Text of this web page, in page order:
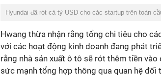
Hyundai đã rót cả tỷ USD cho các startup trên toàn
Hwang thừa nhận rằng tổng chi tiêu cho
với các hoạt động kinh doanh đang phát
rằng nhà sản xuất ô tô sẽ rót thêm tiền
sức mạnh tổng hợp thông qua quan hệ đối